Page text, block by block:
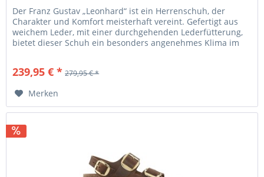
Der Franz Gustav „Leonhard“ ist ein Herrenschuh, der
Charakter und Komfort meisterhaft vereint. Gefertigt aus
weichem Leder, mit einer durchgehenden Lederfütterung,
bietet dieser Schuh ein besonders angenehmes Klima im
239,95 € * 279,95 € *
Merken